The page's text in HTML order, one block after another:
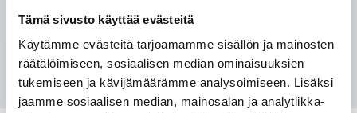
Tämä sivusto käyttää evästeitä
Käytämme evästeitä tarjoamamme sisällön ja mainosten
räätälöimiseen, sosiaalisen median ominaisuuksien
tukemiseen ja kävijämäärämme analysoimiseen. Lisäksi
jaamme sosiaalisen median, mainosalan ja analytiikka-
Employment and
business
Employment and business